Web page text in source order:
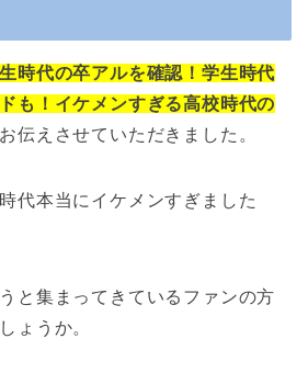
時代の卒アルを確認！学生時代
も！イケメンすぎる高校時代の
伝えさせていただきました。
代本当にイケメンすぎました
と集まってきているファンの方
ょうか。